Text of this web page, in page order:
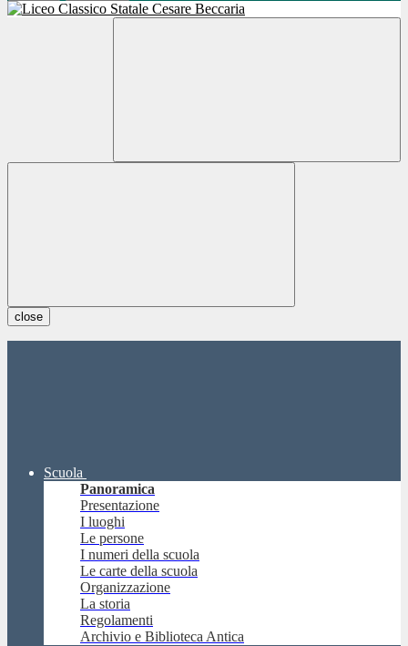
close
Scuola
Panoramica
Presentazione
I luoghi
Le persone
I numeri della scuola
Le carte della scuola
Organizzazione
La storia
Regolamenti
Archivio e Biblioteca Antica